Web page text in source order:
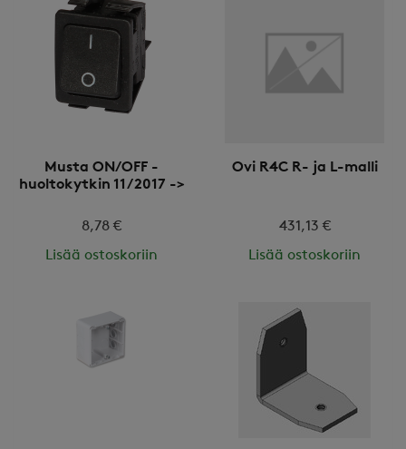
Musta ON/OFF -
huoltokytkin 11/2017 ->
8,78 €
Lisää ostoskoriin
Ovi R4C R- ja L-malli
431,13 €
Lisää ostoskoriin